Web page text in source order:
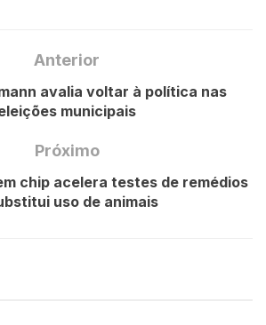
Anterior
avalia voltar à política nas
municipais
Próximo
chip acelera testes de remédios
uso de animais